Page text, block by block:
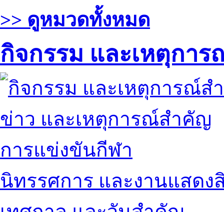
>> ดูหมวดทั้งหมด
กิจกรรม และเหตุกา
ข่าว และเหตุการณ์สำคัญ
การแข่งขันกีฬา
นิทรรศการ และงานแสดง